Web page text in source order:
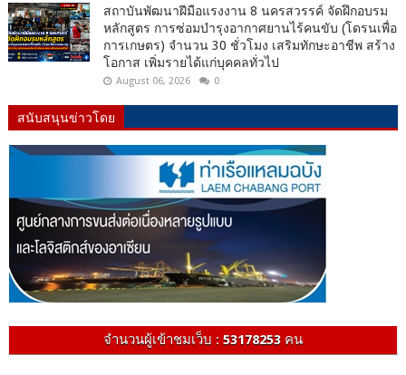
สถาบันพัฒนาฝีมือแรงงาน 8 นครสวรรค์ จัดฝึกอบรม
หลักสูตร การซ่อมบำรุงอากาศยานไร้คนขับ (โดรนเพื่อ
การเกษตร) จำนวน 30 ชั่วโมง เสริมทักษะอาชีพ สร้าง
โอกาส เพิ่มรายได้แก่บุคคลทั่วไป
August 06, 2026 0
สนับสนุนข่าวโดย
จำนวนผู้เข้าชมเว็บ : 53178253คน